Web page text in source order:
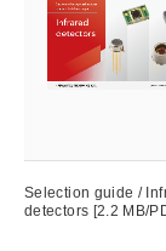
Selection guide /
detectors [2.2 MB/